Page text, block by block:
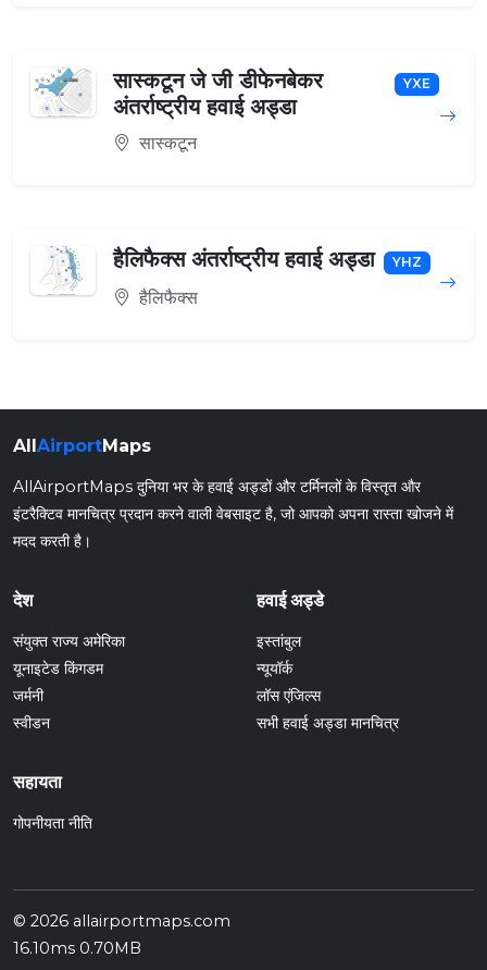
सास्कटून जे जी डीफेनबेकर
अंतर्राष्ट्रीय हवाई अड्डा
YXE
सास्कटून
हैलिफैक्स अंतर्राष्ट्रीय हवाई अड्डा YHZ
हैलिफैक्स
AllAirportMaps
AllAirportMaps दुनिया भर के हवाई अड्डों और टर्मिनलों के विस्तृत और
इंटरैक्टिव मानचित्र प्रदान करने वाली वेबसाइट है, जो आपको अपना रास्ता खोजने में
मदद करती है।
देश
संयुक्त राज्य अमेरिका
यूनाइटेड किंगडम
जर्मनी
स्वीडन
हवाई अड्डे
इस्तांबुल
न्यूयॉर्क
लॉस एंजिल्स
सभी हवाई अड्डा मानचित्र
सहायता
गोपनीयता नीति
© 2026 allairportmaps.com
16.10ms 0.70MB